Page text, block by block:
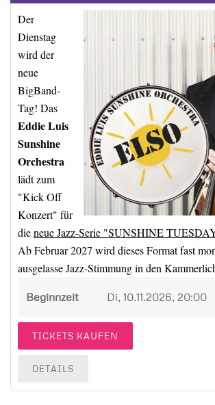
Der
Dienstag
wird der
neue
BigBand-
Tag! Das
Eddie Luis
Sunshine
Orchestra
lädt zum
"Kick Off
Konzert" für
dieneue Jazz-Serie "SUNSHINE
Ab Februar 2027 wird dieses Format fast
ausgelasse Jazz-Stimmung in den
Beginnzeit Di, 10.11.2026, 20:00
TICKETS KAUFEN
DETAILS